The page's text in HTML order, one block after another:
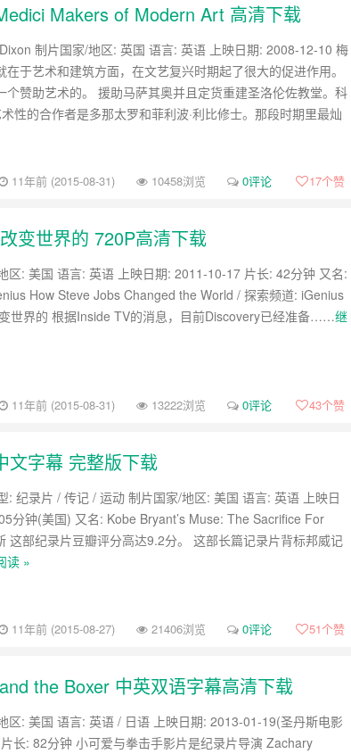
Makers of Modern Art 高清下载
制片国家/地区: 英国 语言: 英语 上映日期: 2008-12-10 梅
于艺术和建筑方面，在文艺复兴时期起了很大的促进作用。
个赞助艺术的。 援助马萨其奥并且定货重建圣洛伦佐教堂。科
性的合作者是多那太罗和菲利波·利比修士。那段时期里最灿
11年前 (2015-08-31) 10458浏览 0评论 17个赞
变世界的 720P高清下载
区: 美国 语言: 英语 上映日期: 2011-10-17 片长: 42分钟 又名:
How Steve Jobs Changed the World / 探索频道: iGenius
世界的 根据Inside TV的消息，目前Discovery已经准备……继
11年前 (2015-08-31) 13222浏览 0评论 43个赞
文字幕 完整版下载
: 纪录片 / 传记 / 运动 制片国家/地区: 美国 语言: 英语 上映日
分钟(美国) 又名: Kobe Bryant’s Muse: The Sacrifice For
这部纪录片豆瓣评分高达9.2分。 这部长篇记录片背标邦威记
读 »
11年前 (2015-08-27) 21406浏览 0评论 51个赞
the Boxer 中英双语字幕高清下载
区: 美国 语言: 英语 / 日语 上映日期: 2013-01-19(圣丹斯电影
长: 82分钟 小可爱与拳击手影片是纪录片导演 Zachary